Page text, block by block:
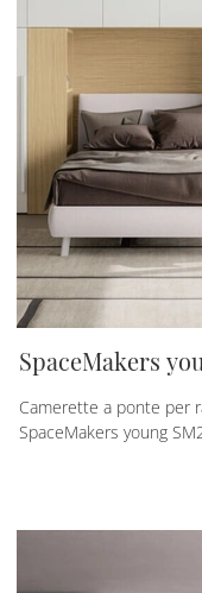
SpaceMakers
Camerette a ponte per
SpaceMakers young